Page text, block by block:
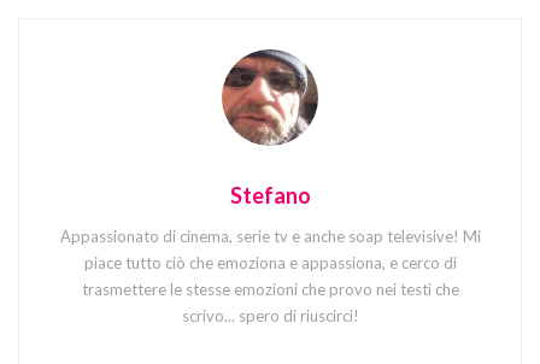
Stefano
Appassionato di cinema, serie tv e anche soap televisive! Mi
piace tutto ciò che emoziona e appassiona, e cerco di
trasmettere le stesse emozioni che provo nei testi che
scrivo... spero di riuscirci!